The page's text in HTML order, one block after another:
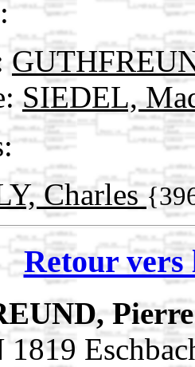
SIEDEL,
Charles
Retour vers
1819